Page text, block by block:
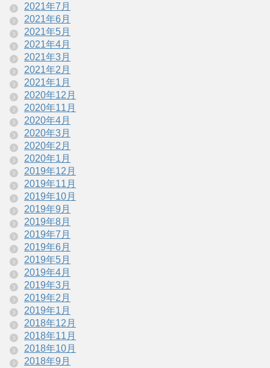
2021年7月
2021年6月
2021年5月
2021年4月
2021年3月
2021年2月
2021年1月
2020年12月
2020年11月
2020年4月
2020年3月
2020年2月
2020年1月
2019年12月
2019年11月
2019年10月
2019年9月
2019年8月
2019年7月
2019年6月
2019年5月
2019年4月
2019年3月
2019年2月
2019年1月
2018年12月
2018年11月
2018年10月
2018年9月